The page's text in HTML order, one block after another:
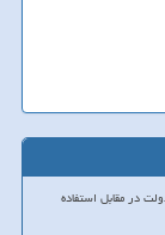
در مقابل استفاده